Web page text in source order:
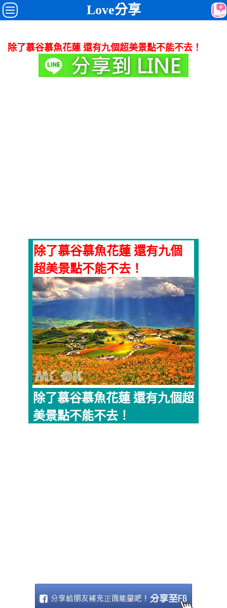
Love分享
除了慕谷慕魚花蓮 還有九個超美景點不能不去！
除了慕谷慕魚花蓮 還有九個
超美景點不能不去！
除了慕谷慕魚花蓮 還有九個超
美景點不能不去！